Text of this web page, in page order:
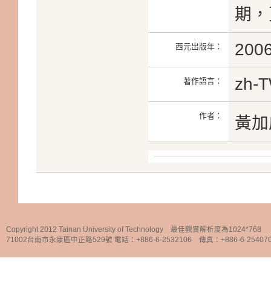
期
西元出版年：
著作語言： zh-
作者： 黃
Copyright 2012 Tainan University of Technology 最佳觀賞解析度為1024*768
71002台南市永康區中正路529號 電話：+886-6-2532106 傳真：+886-6-